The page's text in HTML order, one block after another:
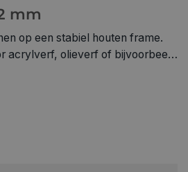
mm
op een stabiel houten frame.
acrylverf, olieverf of bijvoorbeeld
doek is al geprepareerd, je
de zijkanten zo ook mee
zijn te gebruiken voor het